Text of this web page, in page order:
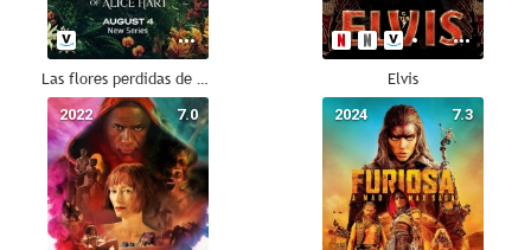
Las flores perdidas de Alice Hart Elvis
7.0
2022 7.3
2024